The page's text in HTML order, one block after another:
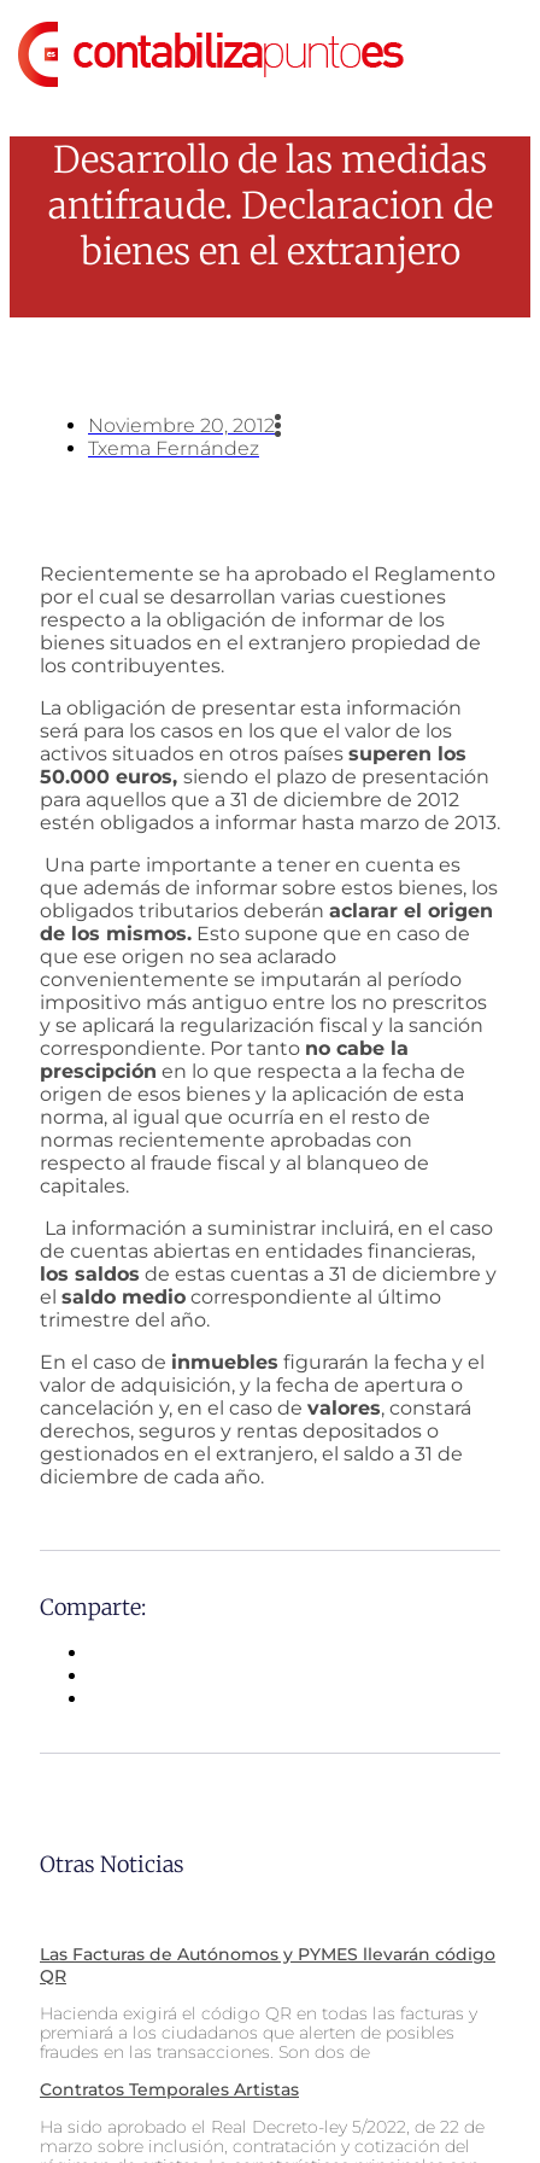
al
contenido
Desarrollo de las medidas
antifraude. Declaracion de
bienes en el extranjero
Noviembre 20, 2012
Txema Fernández
Recientemente se ha aprobado el Reglamento
por el cual se desarrollan varias cuestiones
respecto a la obligación de informar de los
bienes situados en el extranjero propiedad de
los contribuyentes.
La obligación de presentar esta información
será para los casos en los que el valor de los
activos situados en otros países superen los
50.000 euros, siendo el plazo de presentación
para aquellos que a 31 de diciembre de 2012
estén obligados a informar hasta marzo de 2013.
Una parte importante a tener en cuenta es
que además de informar sobre estos bienes, los
obligados tributarios deberán aclarar el origen
de los mismos. Esto supone que en caso de
que ese origen no sea aclarado
convenientemente se imputarán al período
impositivo más antiguo entre los no prescritos
y se aplicará la regularización fiscal y la sanción
correspondiente. Por tanto no cabe la
prescipción en lo que respecta a la fecha de
origen de esos bienes y la aplicación de esta
norma, al igual que ocurría en el resto de
normas recientemente aprobadas con
respecto al fraude fiscal y al blanqueo de
capitales.
La información a suministrar incluirá, en el caso
de cuentas abiertas en entidades financieras,
los saldos de estas cuentas a 31 de diciembre y
el saldo medio correspondiente al último
trimestre del año.
En el caso de inmuebles figurarán la fecha y el
valor de adquisición, y la fecha de apertura o
cancelación y, en el caso de valores, constará
derechos, seguros y rentas depositados o
gestionados en el extranjero, el saldo a 31 de
diciembre de cada año.
Comparte:
Otras Noticias
Las Facturas de Autónomos y PYMES llevarán código
QR
Hacienda exigirá el código QR en todas las facturas y
premiará a los ciudadanos que alerten de posibles
fraudes en las transacciones. Son dos de
Contratos Temporales Artistas
Ha sido aprobado el Real Decreto-ley 5/2022, de 22 de
marzo sobre inclusión, contratación y cotización del